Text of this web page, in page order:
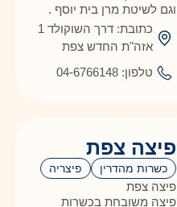
וגם לשיטת מרן בית יוסף .
כתובת: דרך השוקולד 1
אזה"ת החדש צפת
טלפון: 04-6766148
פיצה צפת
כשרות מהדרין פיצריה
פיצה צפת
פיצה משובחת בכשרות